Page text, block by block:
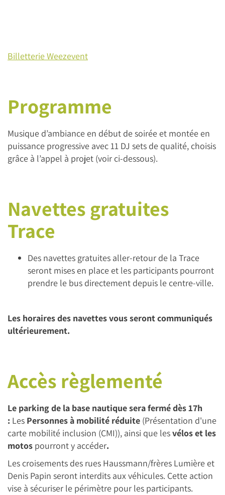
Billetterie Weezevent
Programme
Musique d’ambiance en début de soirée et montée en
puissance progressive avec 11 DJ sets de qualité, choisis
grâce à l’appel à projet (voir ci-dessous).
Navettes gratuites
Trace
Des navettes gratuites aller-retour de la Trace
seront mises en place et les participants pourront
prendre le bus directement depuis le centre-ville.
Les horaires des navettes vous seront communiqués
ultérieurement.
Accès règlementé
Le parking de la base nautique sera fermé dès 17h
: Les Personnes à mobilité réduite (Présentation d'une
carte mobilité inclusion (CMI)), ainsi que lesvélos et les
motos pourront y accéder.
Les croisements des rues Haussmann/frères Lumière et
Denis Papin seront interdits aux véhicules. Cette action
vise à sécuriser le périmètre pour les participants.